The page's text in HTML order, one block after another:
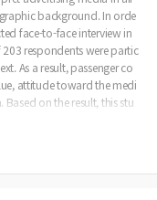
background. In orde
face-to-face interview in
respondents were partic
As a result, passenger co
attitude toward the medi
on the result, this stu